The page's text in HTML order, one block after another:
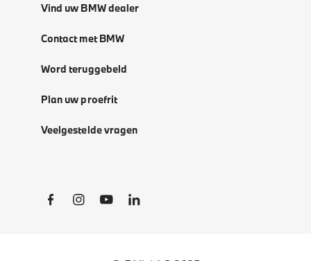
Vind uw BMW dealer
Contact met BMW
Word teruggebeld
Plan uw proefrit
Veelgestelde vragen
Social Links